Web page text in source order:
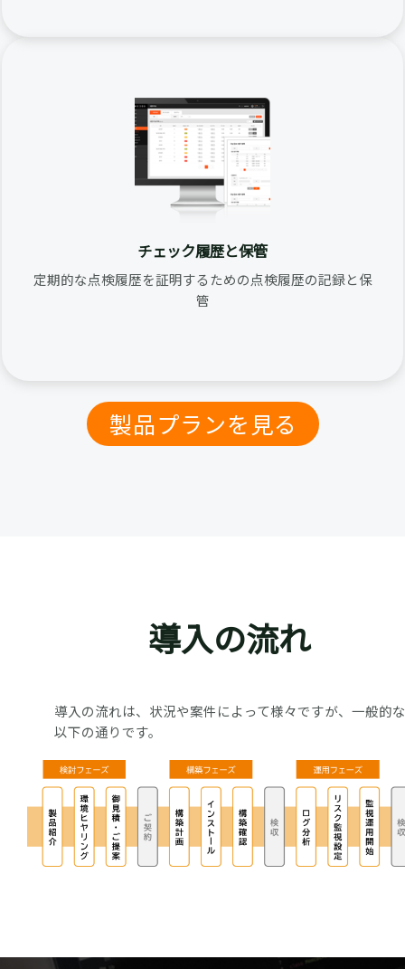
チェック履歴と保管
定期的な点検履歴を証明するための点検履歴の記録と保
管
製品プランを見る
導入の流れ
導入の流れは、状況や案件によって様々ですが、一般的
以下の通りです。